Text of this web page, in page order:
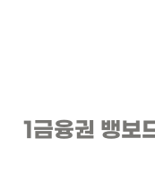
1금융권 뱅보